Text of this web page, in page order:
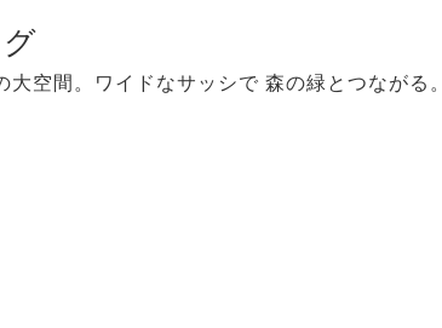
大空間。ワイドなサッシで 森の緑とつながる。